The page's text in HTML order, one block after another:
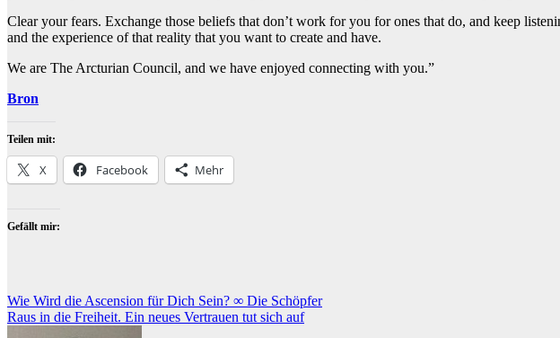
Clear your fears. Exchange those beliefs that don’t work for you for ones that do, and keep
and the experience of that reality that you want to create and have.
We are The Arcturian Council, and we have enjoyed connecting with you.”
Bron
Teilen mit:
X Facebook Mehr
Gefällt mir:
Beitragsnavigation
Wie Wird die Ascension für Dich Sein? ∞ Die Schöpfer
Raus in die Freiheit. Ein neues Vertrauen tut sich auf